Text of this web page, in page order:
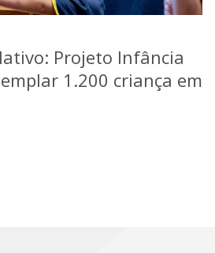
Projeto Infância
1.200 criança em